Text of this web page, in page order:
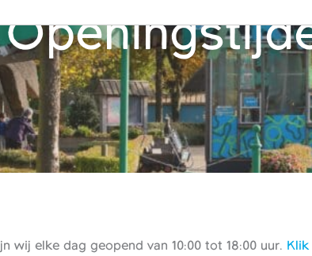
wij elke dag geopend van 10:00 tot 18:00 uur. Klik